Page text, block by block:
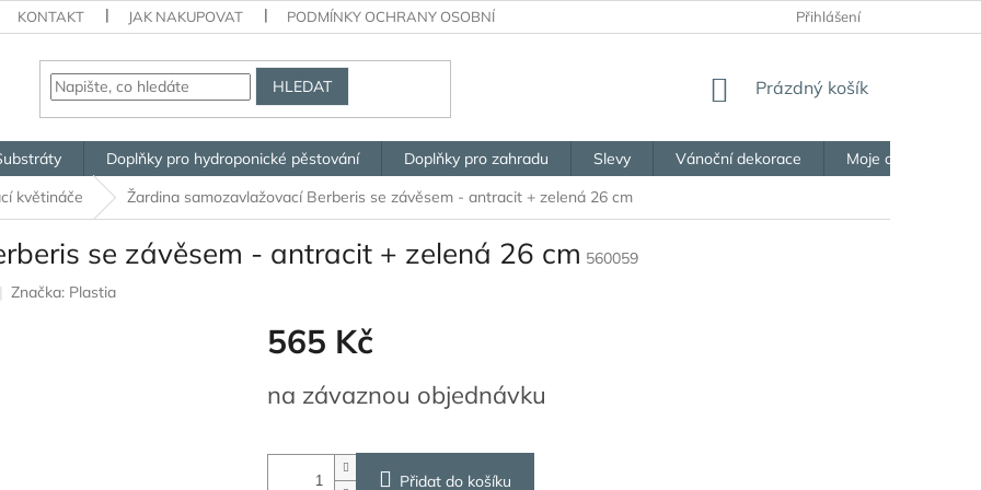
KONTAKT JAK NAKUPOVAT PODMÍNKY OCHRANY OSOBNÍCH ÚDAJŮ PORADNA
Přihlášení
HLEDAT
NÁKUPNÍ
Prázdný košík
Doplňky pro hydroponické pěstování Doplňky pro zahradu Slevy Vánoční dekorace
Moje objednávka
květináče Žardina samozavlažovací Berberis se závěsem - antracit + zelená 26 cm
se závěsem - antracit + zelená 26 cm 560059
Značka: Plastia
565 Kč
cena:
na závaznou objednávku
Přidat do košíku